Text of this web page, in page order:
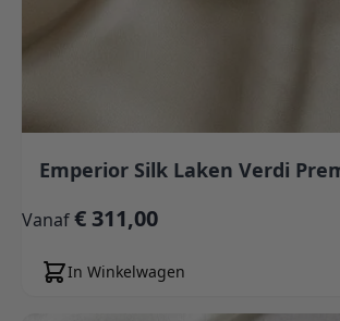
Emperior Silk Laken Verdi
Vanaf€ 311,00
In Winkelwagen